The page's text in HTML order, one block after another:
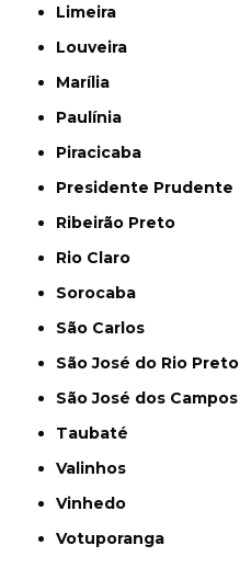
Limeira
Louveira
Marília
Paulínia
Piracicaba
Presidente Prudente
Ribeirão Preto
Rio Claro
Sorocaba
São Carlos
São José do Rio Preto
São José dos Campos
Taubaté
Valinhos
Vinhedo
Votuporanga